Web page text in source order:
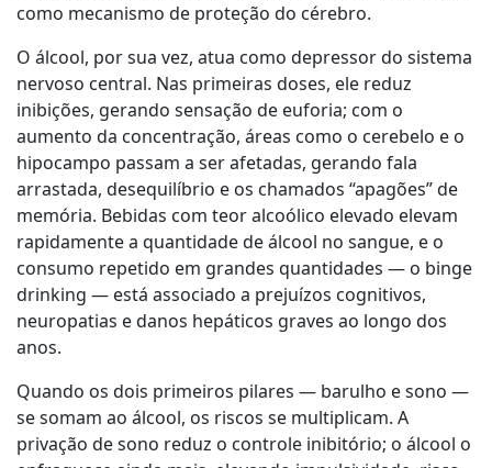
como mecanismo de proteção do cérebro.
O álcool, por sua vez, atua como depressor do sistema
nervoso central. Nas primeiras doses, ele reduz
inibições, gerando sensação de euforia; com o
aumento da concentração, áreas como o cerebelo e o
hipocampo passam a ser afetadas, gerando fala
arrastada, desequilíbrio e os chamados “apagões” de
memória. Bebidas com teor alcoólico elevado elevam
rapidamente a quantidade de álcool no sangue, e o
consumo repetido em grandes quantidades — o binge
drinking — está associado a prejuízos cognitivos,
neuropatias e danos hepáticos graves ao longo dos
anos.
Quando os dois primeiros pilares — barulho e sono —
se somam ao álcool, os riscos se multiplicam. A
privação de sono reduz o controle inibitório; o álcool o